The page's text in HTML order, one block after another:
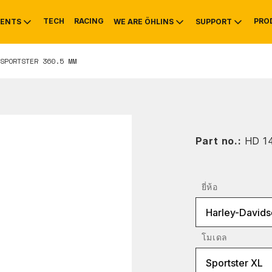
MOUNTAIN BIKE
TECH RACING WE ARE ÖHLINS
HISTORY
SUPPORT
SERVICE INFO &
360.5 MM
Part no.: HD
ยี่ห้อ
Harley-
โมเดล
Sportster XL